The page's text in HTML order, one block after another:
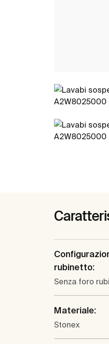
rubinetto:
Senza foro
Materiale:
Stonex